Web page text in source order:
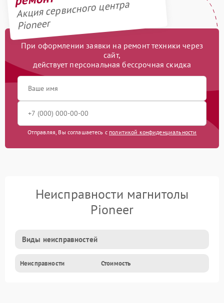
Акция сервисного центра
Pioneer
При оформлении заявки на ремонт техники через
сайт,
действует персональная бессрочная скидка
Отправляя, Вы соглашаетесь с политикой конфиденциальности
Неисправности магнитолы
Pioneer
Виды неисправностей
Неисправности Стоимость